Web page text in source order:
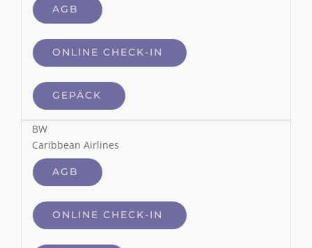
AGB
ONLINE CHECK-IN
GEPÄCK
BW
Caribbean Airlines
AGB
ONLINE CHECK-IN